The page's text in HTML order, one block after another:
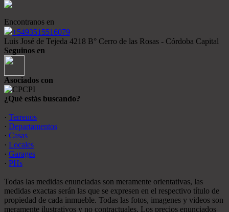
Encontranos en
+5493515516079
Luis José de Tejeda 4218 B° Cerro de las Rosas - Córdoba Capital
Seguinos en
Asociados con
¿Qué estás buscando?
· Terrenos
· Departamentos
· Casas
· Locales
· Garages
· PHs
Todas las medidas enunciadas son meramente orientativas, las
medidas exactas serán las que se expresen en el respectivo título de
propiedad de cada inmueble. Todas las fotos, imagenes y videos son
meramente ilustrativos y no contractuales. Los precios enunciados